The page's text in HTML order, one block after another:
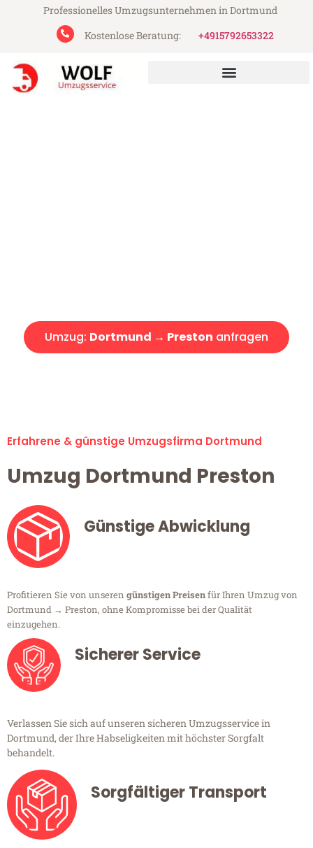
Professionelles Umzugsunternehmen in Dortmund
Kostenlose Beratung:
+4915792653322
Umzug: Dortmund → Preston anfragen
Erfahrene & günstige Umzugsfirma Dortmund
Umzug Dortmund Preston
Günstige Abwicklung
Profitieren Sie von unseren günstigen Preisenfür Ihren Umzug von
Dortmund → Preston, ohne Kompromisse bei der Qualität
einzugehen.
Sicherer Service
Verlassen Sie sich auf unseren sicheren Umzugsservice in
Dortmund, der Ihre Habseligkeiten mit höchster Sorgfalt
behandelt.
Sorgfältiger Transport